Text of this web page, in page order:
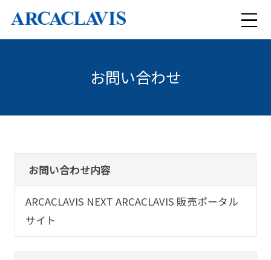
ARCACLAVIS NEXT
ARCACLAVIS Ways
ARCACLAVIS LOCKey
セキュリティコンサルティング
まるっとおまかせセキュリティ
導入事例
お問い合わせ
お問い合わせ内容
ARCACLAVIS NEXT ARCACLAVIS 販売ポータル
サイト